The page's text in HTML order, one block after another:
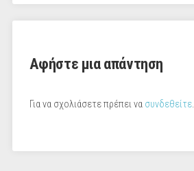
Αφήστε μια απάντηση
Για να σχολιάσετε πρέπει να συνδεθείτε.